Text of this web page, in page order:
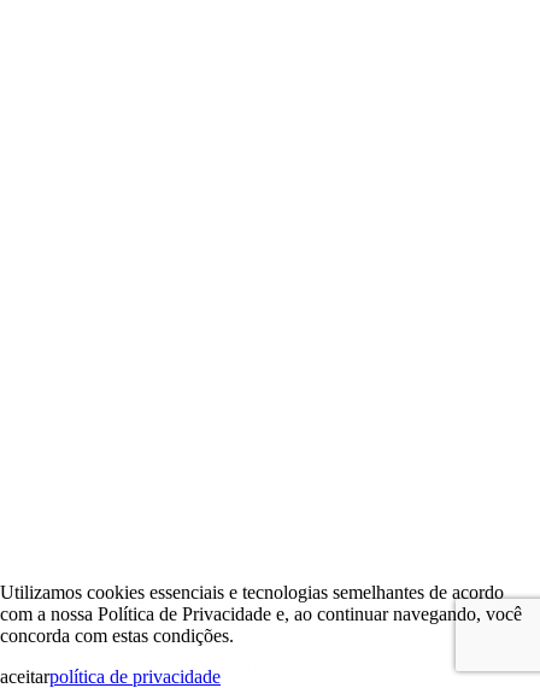
Utilizamos cookies essenciais e tecnologias semelhantes de acordo
com a nossa Política de Privacidade e, ao continuar navegando, você
concorda com estas condições.
aceitarpolítica de privacidade